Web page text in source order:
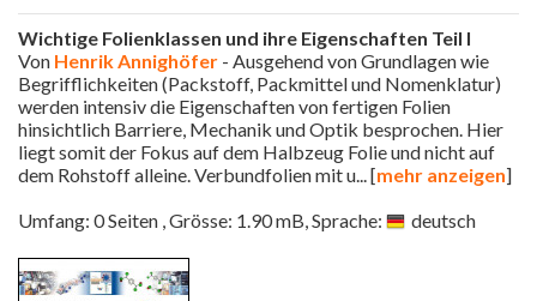
Wichtige Folienklassen und ihre Eigenschaften Teil I
Von Henrik Annighöfer - Ausgehend von Grundlagen wie
Begrifflichkeiten (Packstoff, Packmittel und Nomenklatur)
werden intensiv die Eigenschaften von fertigen Folien
hinsichtlich Barriere, Mechanik und Optik besprochen. Hier
liegt somit der Fokus auf dem Halbzeug Folie und nicht auf
dem Rohstoff alleine. Verbundfolien mit u... [mehr anzeigen]
Umfang: 0 Seiten , Grösse: 1.90 mB, Sprache:
deutsch